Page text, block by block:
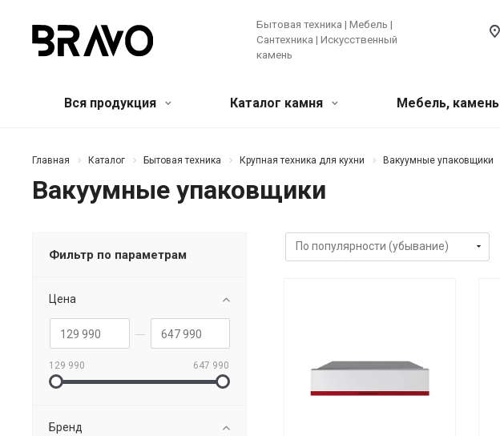
Бытовая техника | Мебель |
Сантехника | Искусственный
камень
Вся продукция
Мягкая мебель и предметы
Банкетки и пуфы Диваны
Зеркала
Лучшее предложение!
Мебель
Бытовая техника
Крупная техника для кухни
Каталог камня
Кварцевый агломерат
Акриловый искусственный
Мебель, камень
Главная Каталог Бытовая техника Крупная техника для кухни Вакуумные упаковщики
Вакуумные упаковщики
Фильтр по параметрам
Цена
129 990 647 990
Бренд